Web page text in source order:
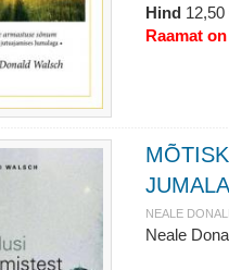
Hind 12,50
Raamat
NEALE
Neale